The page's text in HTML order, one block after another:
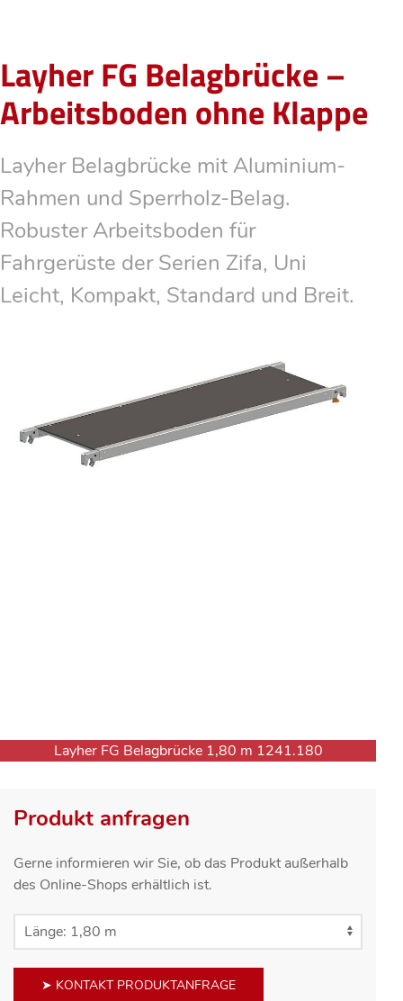
Layher FG Belagbrücke –
Arbeitsboden ohne Klappe
Layher Belagbrücke mit Aluminium-
Rahmen und Sperrholz-Belag.
Robuster Arbeitsboden für
Fahrgerüste der Serien Zifa, Uni
Leicht, Kompakt, Standard und Breit.
Layher FG Belagbrücke 1,80 m 1241.180
Produkt anfragen
Gerne informieren wir Sie, ob das Produkt außerhalb
des Online-Shops erhältlich ist.
➤ KONTAKT PRODUKTANFRAGE